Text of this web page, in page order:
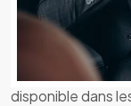
Taxi
Rhin : un
service
disponible dans